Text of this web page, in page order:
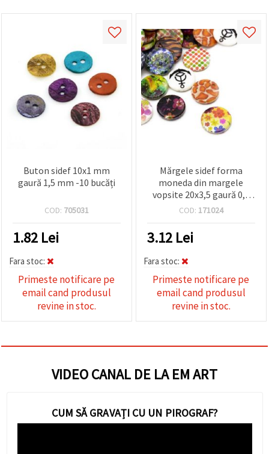
Buton sidef 10x1 mm
gaură 1,5 mm -10 bucăți
COD: 705031
1.82 Lei
Fara stoc:
Primeste notificare pe
email cand produsul
revine in stoc.
Mărgele sidef forma
moneda din margele
vopsite 20x3,5 gaură 0,8
mm MIX - 5 bucăți
COD: 171024
3.12 Lei
Fara stoc:
Primeste notificare pe
email cand produsul
revine in stoc.
VIDEO CANAL DE LA EM ART
CUM SĂ GRAVAȚI CU UN PIROGRAF?